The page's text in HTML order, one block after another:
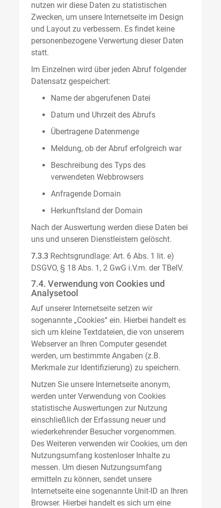
nutzen wir diese Daten zu statistischen
Zwecken, um unsere Internetseite im Design
und Layout zu verbessern. Es findet keine
personenbezogene Verwertung dieser Daten
statt.
Im Einzelnen wird über jeden Abruf folgender
Datensatz gespeichert:
Name der abgerufenen Datei
Datum und Uhrzeit des Abrufs
Übertragene Datenmenge
Meldung, ob der Abruf erfolgreich war
Beschreibung des Typs des
verwendeten Webbrowsers
Anfragende Domain
Herkunftsland der Domain
Nach der Auswertung werden diese Daten bei
uns und unseren Dienstleistern gelöscht.
7.3.3 Rechtsgrundlage: Art. 6 Abs. 1 lit. e)
DSGVO, § 18 Abs. 1, 2 GwG i.V.m. der TBelV.
7.4. Verwendung von Cookies und
Analysetool
Auf unserer Internetseite setzen wir
sogenannte „Cookies“ ein. Hierbei handelt es
sich um kleine Textdateien, die von unserem
Webserver an Ihren Computer gesendet
werden, um bestimmte Angaben (z.B.
Merkmale zur Identifizierung) zu speichern.
Nutzen Sie unsere Internetseite anonym,
werden unter Verwendung von Cookies
statistische Auswertungen zur Nutzung
einschließlich der Erfassung neuer und
wiederkehrender Besucher vorgenommen.
Des Weiteren verwenden wir Cookies, um den
Nutzungsumfang kostenloser Inhalte zu
messen. Um diesen Nutzungsumfang
ermitteln zu können, sendet unsere
Internetseite eine sogenannte Unit-ID an Ihren
Browser. Hierbei handelt es sich um eine